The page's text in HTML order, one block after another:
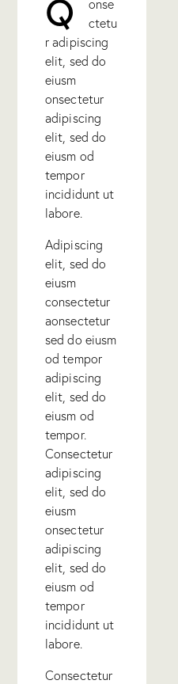
onse
ctetu
r adipiscing
elit, sed do
eiusm
onsectetur
adipiscing
elit, sed do
eiusm od
tempor
incididunt ut
labore.
Adipiscing
elit, sed do
eiusm
consectetur
aonsectetur
sed do eiusm
od tempor
adipiscing
elit, sed do
eiusm od
tempor.
Consectetur
adipiscing
elit, sed do
eiusm
onsectetur
adipiscing
elit, sed do
eiusm od
tempor
incididunt ut
labore.
Consectetur